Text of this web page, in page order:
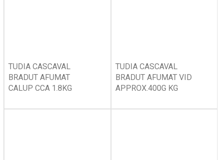
TUDIA CASCAVAL
BRADUT AFUMAT
CALUP CCA 1.8KG
TUDIA CASCAVAL
BRADUT AFUMAT VID
APPROX.400G KG